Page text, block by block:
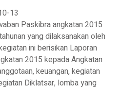
13
Paskibra angkatan 2015
yang dilaksanakan oleh
ini berisikan Laporan
2015 kepada Angkatan
keuangan, kegiatan
Diklatsar, lomba yang